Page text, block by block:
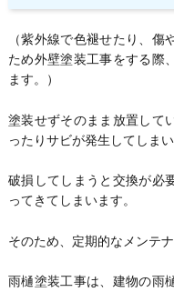
（紫外線で色褪せたり、
ため外壁塗装工事をする際
ます。）
塗装せずそのまま放置して
ったりサビが発生してしまい
破損してしまうと交換が必
ってきてしまいます。
そのため、定期的なメンテ
雨樋塗装工事は、建物の雨